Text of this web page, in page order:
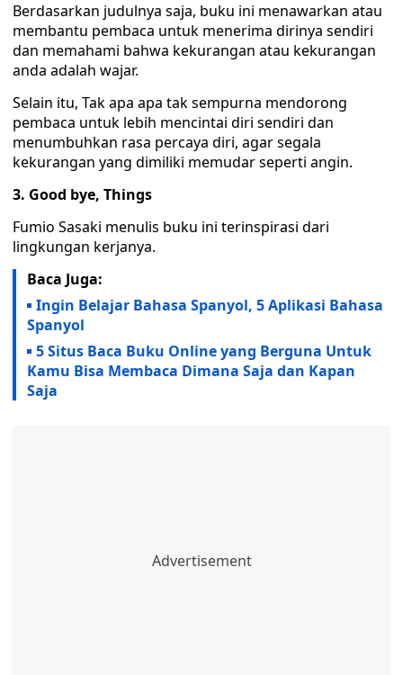
Berdasarkan judulnya saja, buku ini menawarkan atau
membantu pembaca untuk menerima dirinya sendiri
dan memahami bahwa kekurangan atau kekurangan
anda adalah wajar.
Selain itu, Tak apa apa tak sempurna mendorong
pembaca untuk lebih mencintai diri sendiri dan
menumbuhkan rasa percaya diri, agar segala
kekurangan yang dimiliki memudar seperti angin.
3. Good bye, Things
Fumio Sasaki menulis buku ini terinspirasi dari
lingkungan kerjanya.
Baca Juga:
Ingin Belajar Bahasa Spanyol, 5 Aplikasi Bahasa
Spanyol
5 Situs Baca Buku Online yang Berguna Untuk
Kamu Bisa Membaca Dimana Saja dan Kapan
Saja